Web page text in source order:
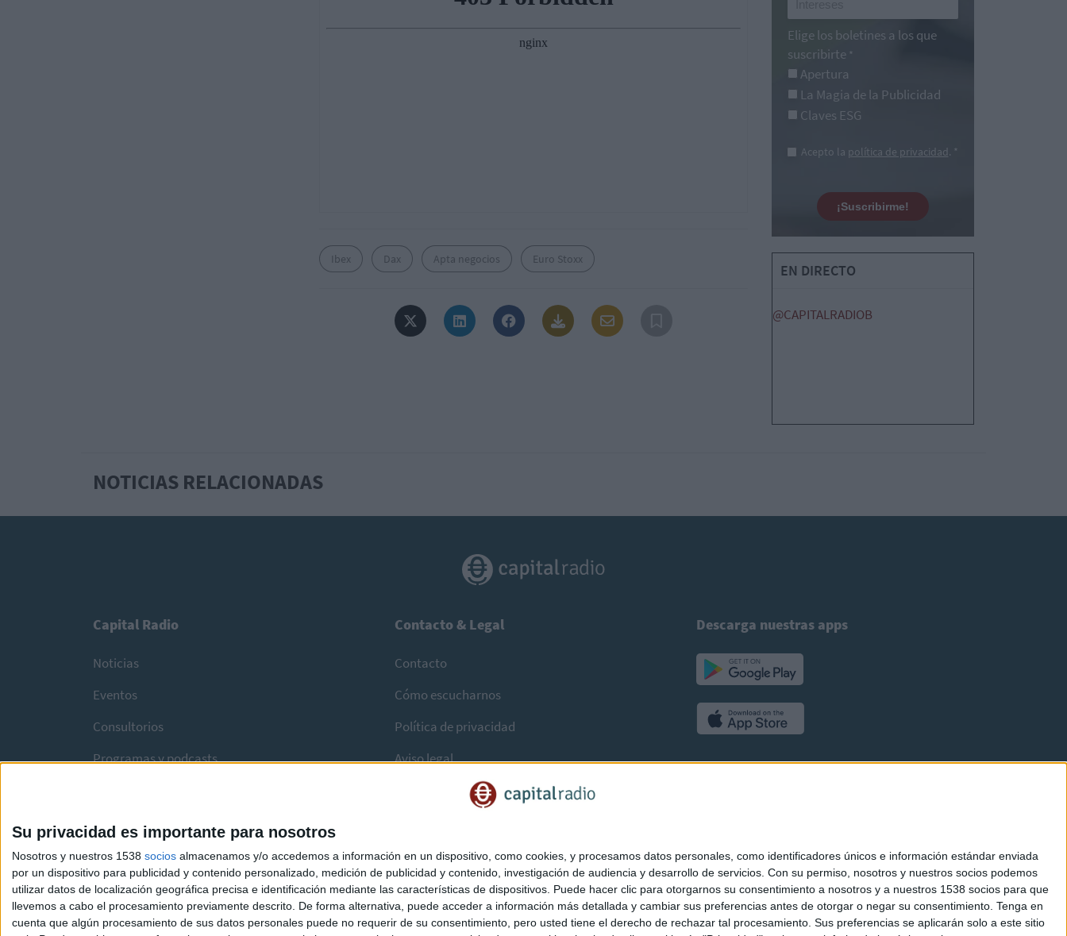
Su privacidad es importante para nosotros
Nosotros y nuestros 1538 socios almacenamos y/o accedemos a información en un dispositivo, como cookies, y procesamos datos personales, como identificadores únicos e información estándar enviada
por un dispositivo para publicidad y contenido personalizado, medición de publicidad y contenido, investigación de audiencia y desarrollo de servicios. Con su permiso, nosotros y nuestros socios podemos
utilizar datos de localización geográfica precisa e identificación mediante las características de dispositivos. Puede hacer clic para otorgarnos su consentimiento a nosotros y a nuestros 1538 socios para que
llevemos a cabo el procesamiento previamente descrito. De forma alternativa, puede acceder a información más detallada y cambiar sus preferencias antes de otorgar o negar su consentimiento. Tenga en
cuenta que algún procesamiento de sus datos personales puede no requerir de su consentimiento, pero usted tiene el derecho de rechazar tal procesamiento. Sus preferencias se aplicarán solo a este sitio
Ibex Dax Apta negocios Euro Stoxx
Elige los boletines a los que
suscribirte *
Apertura
La Magia de la Publicidad
Claves ESG
Acepto la política de privacidad. *
¡Suscribirme!
EN DIRECTO
@CAPITALRADIOB
NOTICIAS RELACIONADAS
Capital Radio
Noticias
Eventos
Consultorios
Programas y podcasts
Contacto & Legal
Contacto
Cómo escucharnos
Política de privacidad
Aviso legal
Descarga nuestras apps